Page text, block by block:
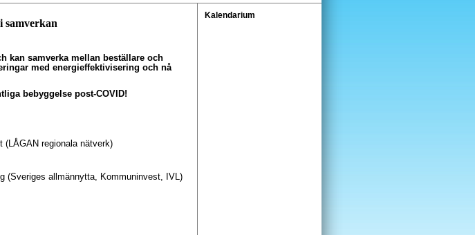
samverkan
kan samverka mellan beställare och
med energieffektivisering och nå
bebyggelse post-COVID!
(LÅGAN regionala nätverk)
(Sveriges allmännytta, Kommuninvest, IVL)
Kalendarium